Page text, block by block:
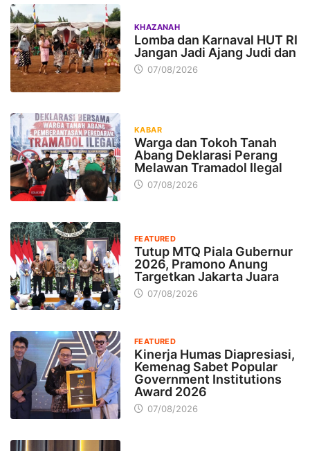
KHAZANAH
Lomba dan Karnaval HUT RI
Jangan Jadi Ajang Judi dan
07/08/2026
KABAR
Warga dan Tokoh Tanah
Abang Deklarasi Perang
Melawan Tramadol Ilegal
07/08/2026
FEATURED
Tutup MTQ Piala Gubernur
2026, Pramono Anung
Targetkan Jakarta Juara
07/08/2026
FEATURED
Kinerja Humas Diapresiasi,
Kemenag Sabet Popular
Government Institutions
Award 2026
07/08/2026